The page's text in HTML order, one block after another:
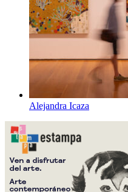
Alejandra Icaza